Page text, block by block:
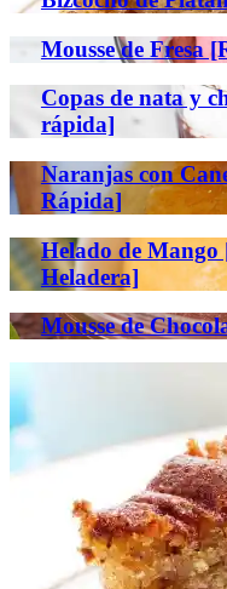
Mousse de Fresa
Copas de nata y
rápida]
Naranjas con
Rápida]
Helado de Mango
Heladera]
Mousse de